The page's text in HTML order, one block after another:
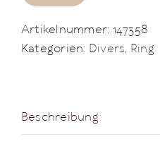
Artikelnummer: 147358
Kategorien: Divers, Ring
Beschreibung